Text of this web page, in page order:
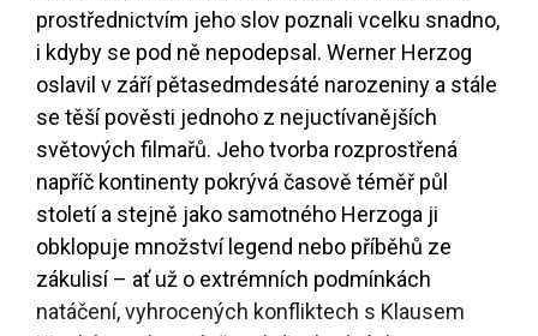
prostřednictvím jeho slov poznali vcelku snadno,
i kdyby se pod ně nepodepsal. Werner Herzog
oslavil v září pětasedmdesáté narozeniny a stále
se těší pověsti jednoho z nejuctívanějších
světových filmařů. Jeho tvorba rozprostřená
napříč kontinenty pokrývá časově téměř půl
století a stejně jako samotného Herzoga ji
obklopuje množství legend nebo příběhů ze
zákulisí – ať už o extrémních podmínkách
natáčení, vyhrocených konfliktech s Klausem